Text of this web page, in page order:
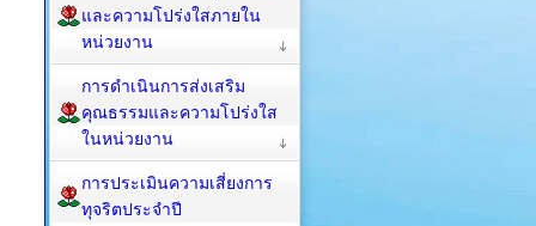
และความโปร่งใสภายใน
หน่วยงาน
การดำเนินการส่งเสริม
คุณธรรมและความโปร่งใส
ในหน่วยงาน
การประเมินความเสี่ยงการ
ทุจริตประจำปี